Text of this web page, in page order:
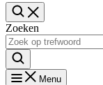
Zoeken
Menu